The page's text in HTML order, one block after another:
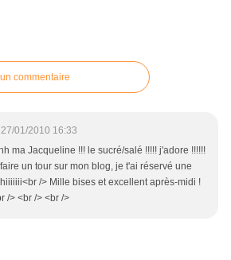
commentaire
27/01/2010 16:33
ma Jacqueline !!! le sucré/salé !!!!! j'adore !!!!!!
un tour sur mon blog, je t'ai réservé une
/> Mille bises et excellent après-midi !
/> <br /> <br />